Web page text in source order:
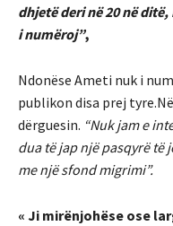
dhjetë deri në 20 në
i numëroj”,
Ndonëse Ameti nuk i
publikon disa prej
dërguesin. “Nuk jam e
dua të jap një pasqyrë të
me një sfond migrimi”.
« Ji mirënjohëse ose